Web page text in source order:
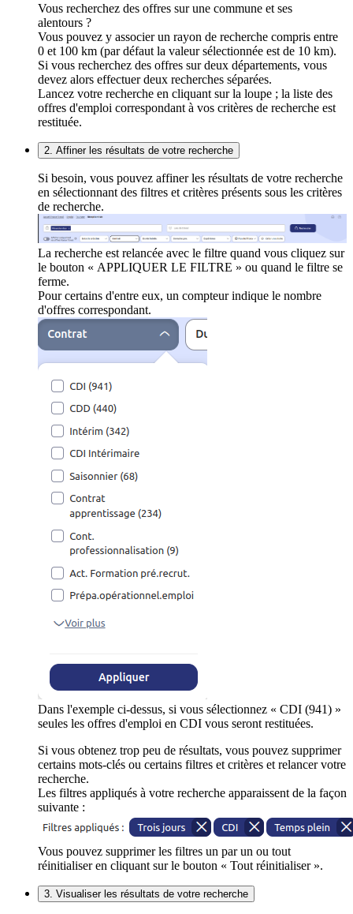
Vous recherchez des offres sur une commune et ses
alentours ?
Vous pouvez y associer un rayon de recherche compris entre
0 et 100 km (par défaut la valeur sélectionnée est de 10 km).
Si vous recherchez des offres sur deux départements, vous
devez alors effectuer deux recherches séparées.
Lancez votre recherche en cliquant sur la loupe ; la liste des
offres d'emploi correspondant à vos critères de recherche est
restituée.
2. Affiner les résultats de votre recherche
Si besoin, vous pouvez affiner les résultats de votre recherche
en sélectionnant des filtres et critères présents sous les critères
de recherche.
La recherche est relancée avec le filtre quand vous cliquez sur
le bouton « APPLIQUER LE FILTRE » ou quand le filtre se
ferme.
Pour certains d'entre eux, un compteur indique le nombre
d'offres correspondant.
Dans l'exemple ci-dessus, si vous sélectionnez « CDI (941) »
seules les offres d'emploi en CDI vous seront restituées.
Si vous obtenez trop peu de résultats, vous pouvez supprimer
certains mots-clés ou certains filtres et critères et relancer votre
recherche.
Les filtres appliqués à votre recherche apparaissent de la façon
suivante :
Vous pouvez supprimer les filtres un par un ou tout
réinitialiser en cliquant sur le bouton « Tout réinitialiser ».
3. Visualiser les résultats de votre recherche